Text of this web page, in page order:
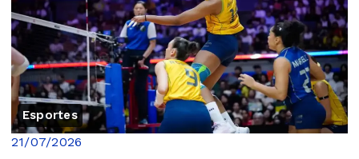
Esportes
21/07/2026